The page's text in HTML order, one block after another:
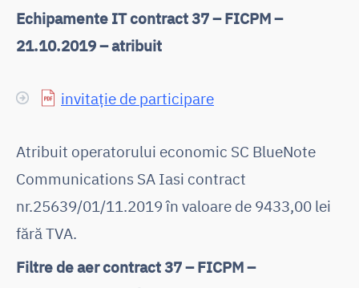
Echipamente IT contract 37 – FICPM –
21.10.2019 – atribuit
invitație de participare
Atribuit operatorului economic SC BlueNote
Communications SA Iasi contract
nr.25639/01/11.2019 în valoare de 9433,00 lei
fără TVA.
Filtre de aer contract 37 – FICPM –